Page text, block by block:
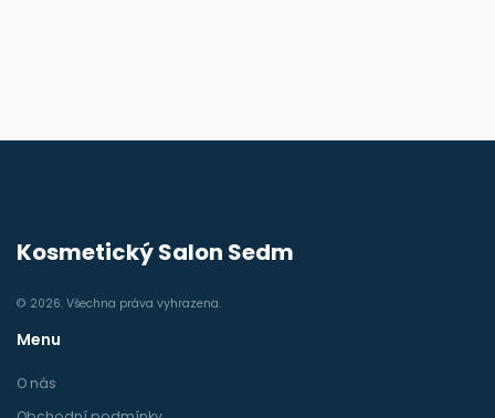
Kosmetický Salon Sedm
© 2026. Všechna práva vyhrazena.
Menu
O nás